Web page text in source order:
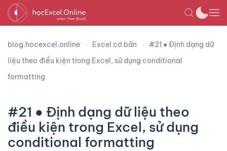
blog.hocexcel.online Excel cơ bản
#21 ● Định dạng dữ
liệu theo điều kiện trong Excel, sử dụng conditional
formatting
#21 ● Định dạng dữ liệu theo
điều kiện trong Excel, sử dụng
conditional formatting